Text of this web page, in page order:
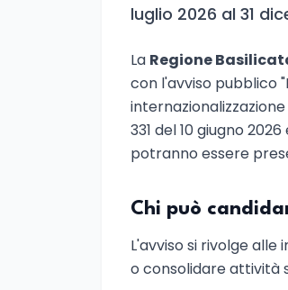
luglio 2026 al 31
La Regione
con l'avviso pubblico
331 del 10 giugno
potranno essere
Chi può
L'avviso si rivolge
o consolidare attività